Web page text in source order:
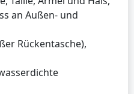
an Außen- und
Rückentasche),